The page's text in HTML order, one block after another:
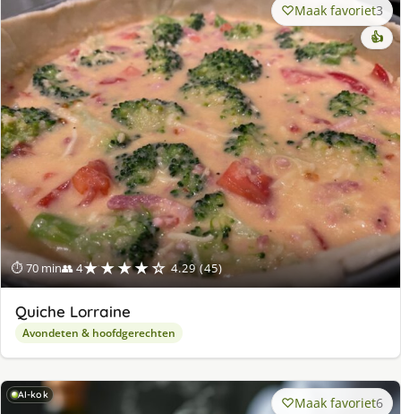
⏱ 70 min👥 4★★★★☆ 4.29 (45)
Maak favoriet3
👍
Quiche Lorraine
Avondeten & hoofdgerechten
AI-kok Maak favoriet6